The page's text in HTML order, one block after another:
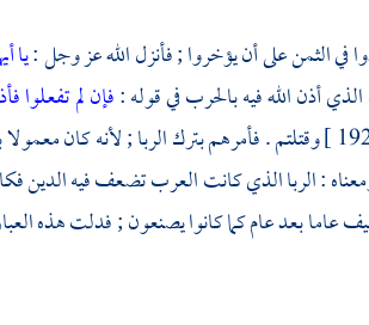
في الثمن على أن يؤخروا ; فأنزل الله عز وجل :يا
أذن الله فيه بالحرب في قوله :فإن لم تفعلوا
وقتلتم . فأمرهم بترك الربا ; لأنه كان
: الربا الذي كانت العرب تضعف فيه الدين
عاما بعد عام كما كانوا يصنعون ; فدلت هذه